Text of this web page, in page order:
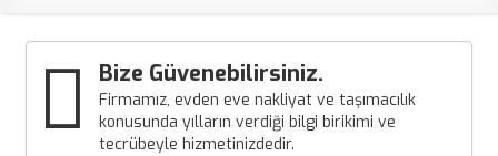
Bize Güvenebilirsiniz.
Firmamız, evden eve nakliyat ve taşımacılık
konusunda yılların verdiği bilgi birikimi ve
tecrübeyle hizmetinizdedir.